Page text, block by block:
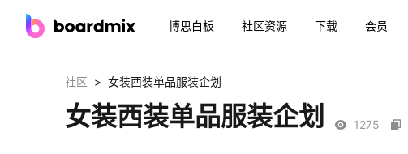
博思白板 社区资源 下载 会员
社区 > 女装西装单品服装企划
女装西装单品服装企划 1275